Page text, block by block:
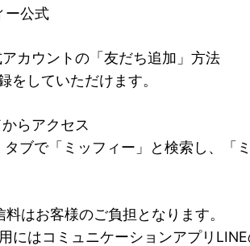
ー公式
カウントの「友だち追加」方法
をしていただけます。
らアクセス
ブで「ミッフィー」と検索し、「ミ
はお客様のご負担となります。
にはコミュニケーションアプリ